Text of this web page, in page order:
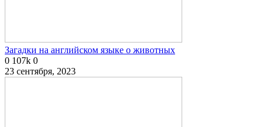
Загадки на английском языке о животных
0 107k 0
23 сентября, 2023